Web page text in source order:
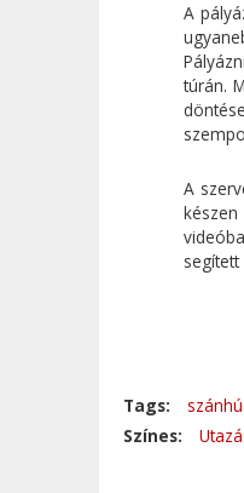
A
túrán.
A
Tags:
Színes: